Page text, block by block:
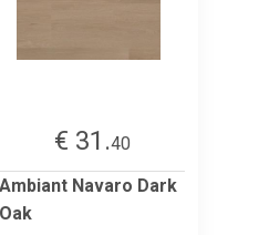
€ 31.40
Ambiant Navaro Dark
Oak